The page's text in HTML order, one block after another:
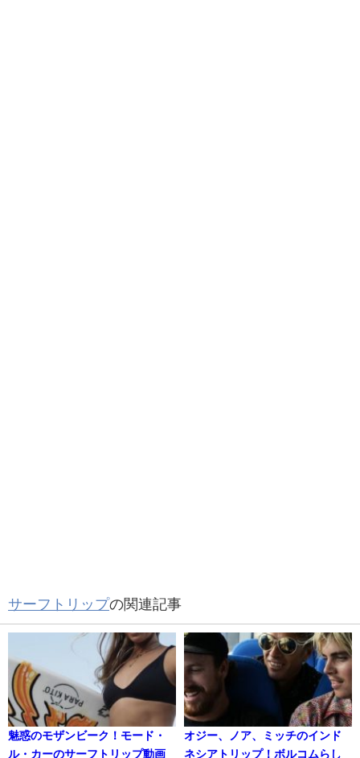
サーフトリップの関連記事
魅惑のモザンビーク！モード・
ル・カーのサーフトリップ動画
オジー、ノア、ミッチのインド
ネシアトリップ！ボルコムらし